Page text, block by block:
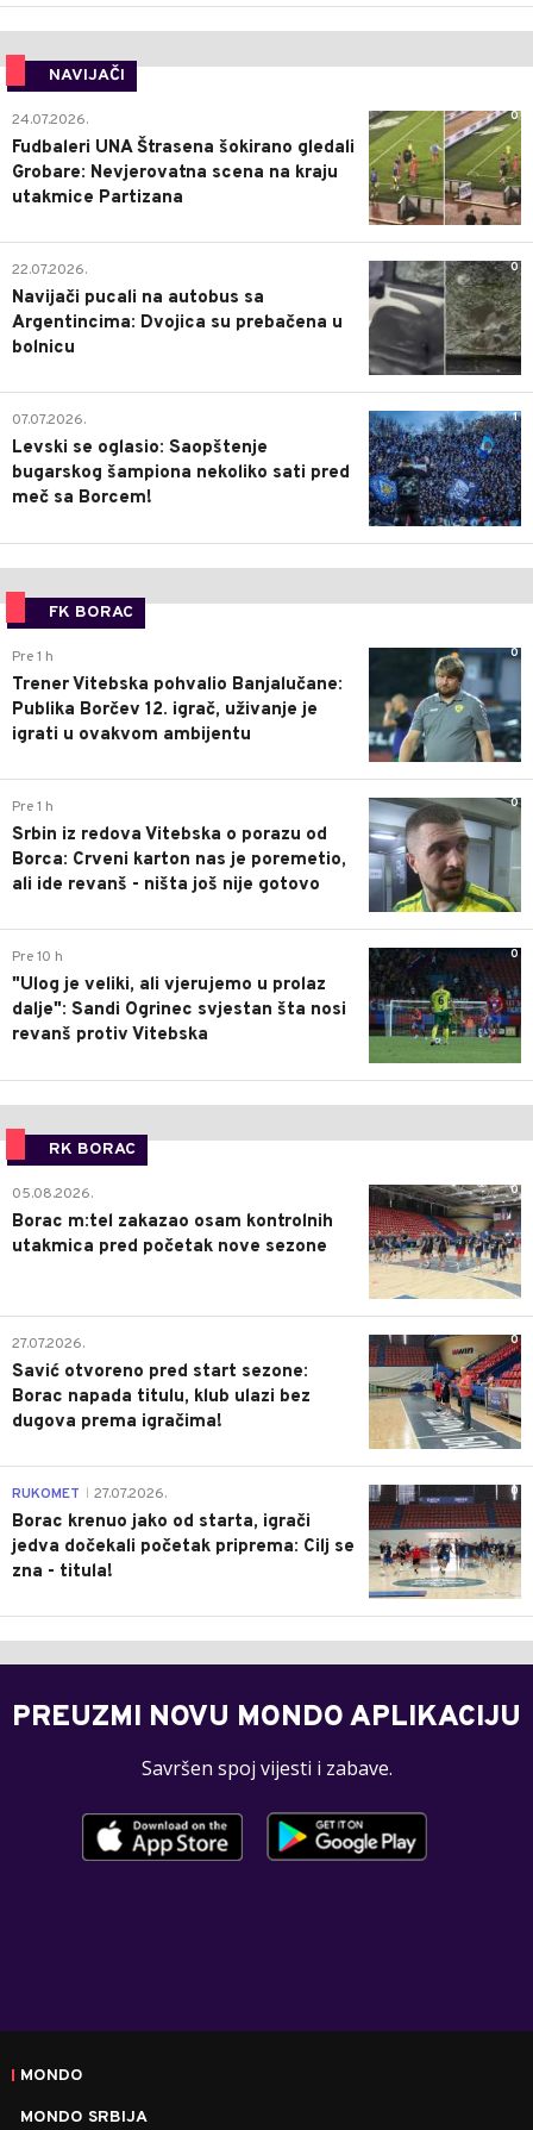
NAVIJAČI
0
24.07.2026.
Fudbaleri UNA Štrasena šokirano gledali
Grobare: Nevjerovatna scena na kraju
utakmice Partizana
0
22.07.2026.
Navijači pucali na autobus sa
Argentincima: Dvojica su prebačena u
bolnicu
1
07.07.2026.
Levski se oglasio: Saopštenje
bugarskog šampiona nekoliko sati pred
meč sa Borcem!
FK BORAC
0
Pre 1 h
Trener Vitebska pohvalio Banjalučane:
Publika Borčev 12. igrač, uživanje je
igrati u ovakvom ambijentu
0
Pre 1 h
Srbin iz redova Vitebska o porazu od
Borca: Crveni karton nas je poremetio,
ali ide revanš - ništa još nije gotovo
0
Pre 10 h
"Ulog je veliki, ali vjerujemo u prolaz
dalje": Sandi Ogrinec svjestan šta nosi
revanš protiv Vitebska
RK BORAC
0
05.08.2026.
Borac m:tel zakazao osam kontrolnih
utakmica pred početak nove sezone
0
27.07.2026.
Savić otvoreno pred start sezone:
Borac napada titulu, klub ulazi bez
dugova prema igračima!
0
RUKOMET 27.07.2026.
Borac krenuo jako od starta, igrači
jedva dočekali početak priprema: Cilj se
zna - titula!
PREUZMI NOVU MONDO APLIKACIJU
Savršen spoj vijesti i zabave.
MONDO
MONDO SRBIJA